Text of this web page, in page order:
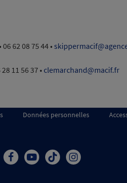
06 62 08 75 44 •
28 11 56 37• clemarchand@macif.fr
Données personnelles